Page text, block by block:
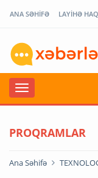
ANA SƏHİFƏ LAYİHƏ
PROQRAMLAR
Ana Səhifə